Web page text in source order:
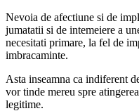
Nevoia de afectiune si de
jumatatii si de intemeiere a
necesitati primare, la fel de
imbracaminte.
Asta inseamna ca indiferent
vor tinde mereu spre
legitime.